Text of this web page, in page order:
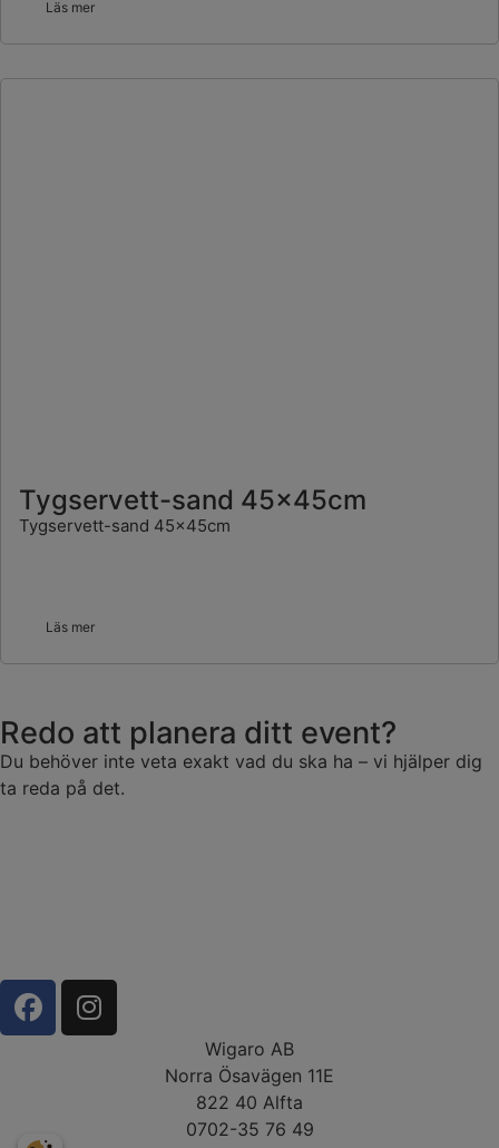
Läs mer
Tygservett-sand 45x45cm
Tygservett-sand 45x45cm
Läs mer
Redo att planera ditt event?
Du behöver inte veta exakt vad du ska ha – vi hjälper dig
ta reda på det.
Wigaro AB
Norra Ösavägen 11E
822 40 Alfta
0702-35 76 49